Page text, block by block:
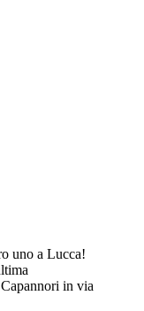
uno a Lucca!
in via